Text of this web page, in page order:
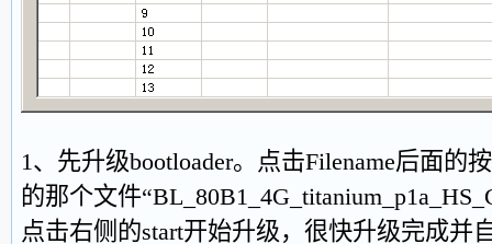
1、先升级bootloader。点击Filename后面的
的那个文件
点击右侧的start开始升级，很快升级完成并